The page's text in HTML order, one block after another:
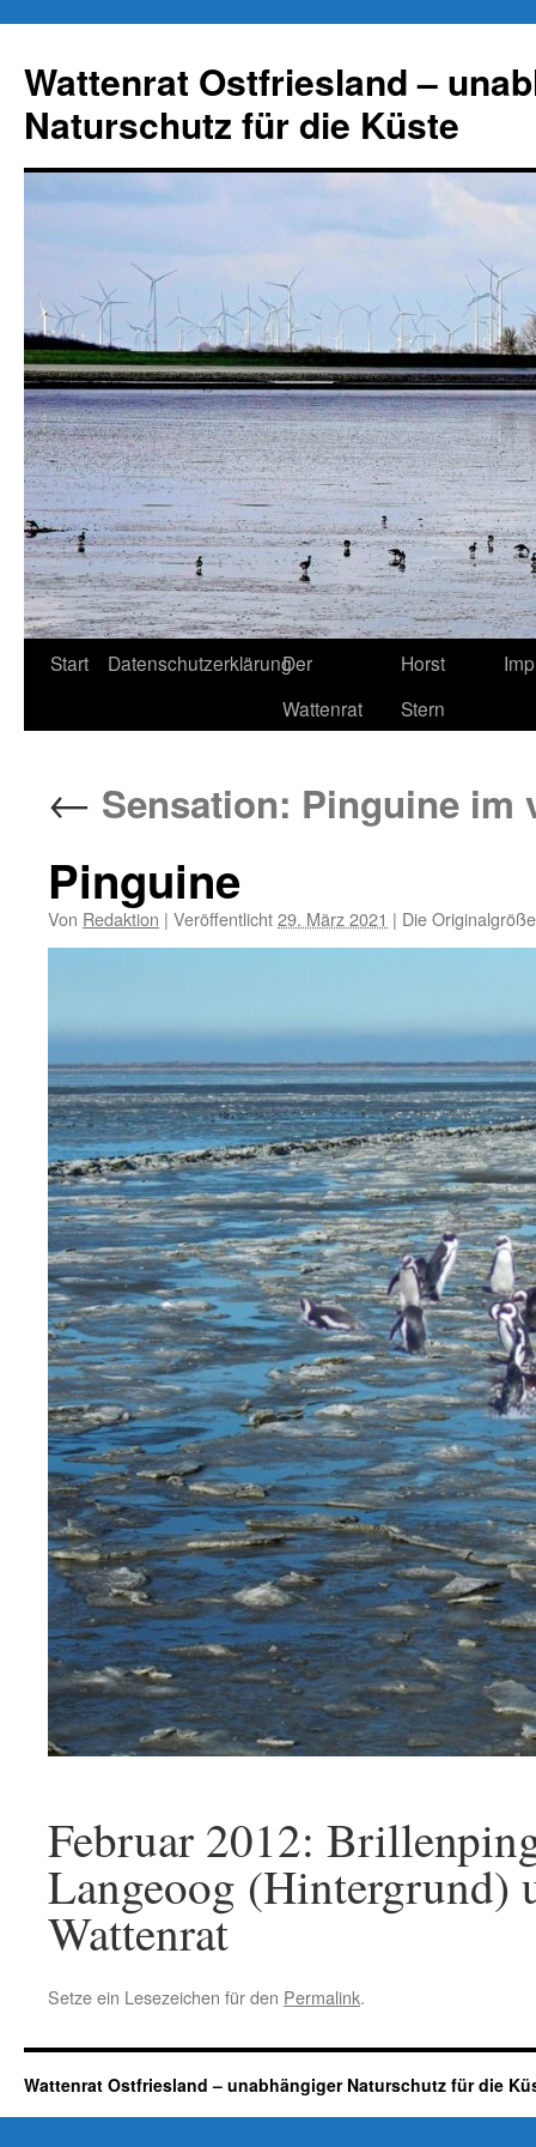
springen
Wattenrat Ostfriesland –
Naturschutz für die Küste
Start DatenschutzerklärungDer
Wattenrat
Horst
Stern
← Sensation: Pinguine im
Pinguine
Von Redaktion | Veröffentlicht29. März 2021 | Die
Februar 2012:
Langeoog (Hintergrund)
Wattenrat
Setze ein Lesezeichen für den Permalink.
Wattenrat Ostfriesland – unabhängiger Naturschutz für die